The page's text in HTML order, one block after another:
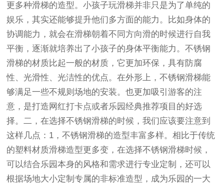
更多种滑梯的造型。小孩子玩滑梯并非只是为了单纯的
娱乐，其实还能够提升他们多方面的能力。比如身体的
协调能力，就会在滑梯朝着不同方向滑的时候进行自我
平衡，逐渐就培养出了小孩子的身体平衡能力。不锈钢
滑梯的材质比起一般的材质，它更加环保，具有防腐
性、光滑性、光洁性的优点。在外形上，不锈钢滑梯能
够满足一些不规则场地的安装。也更加吸引游客的注
意，是打造网红打卡点或者乐园经典推荐项目的好选
择。二，在选择不锈钢滑梯的时候，我们应该要注意到
这样几点：1，不锈钢滑梯的造型丰富多样。相比于传统
的塑料材质滑梯造型更多变，在选择不锈钢滑梯时候，
可以结合乐园本身的风格和需求进行专业定制，还可以
根据场地大小定制专属的非标准造型，成为乐园的一大